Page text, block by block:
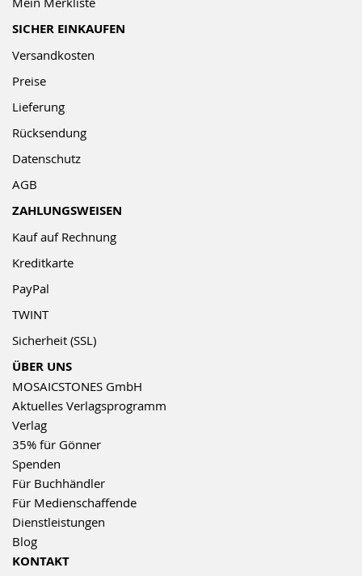
SICHER EINKAUFEN
Versandkosten
Preise
Lieferung
Rücksendung
Datenschutz
AGB
ZAHLUNGSWEISEN
Kauf auf Rechnung
Kreditkarte
PayPal
TWINT
Sicherheit (SSL)
ÜBER UNS
MOSAICSTONES GmbH
Aktuelles Verlagsprogramm
Verlag
35% für Gönner
Spenden
Für Buchhändler
Für Medienschaffende
Dienstleistungen
Blog
KONTAKT